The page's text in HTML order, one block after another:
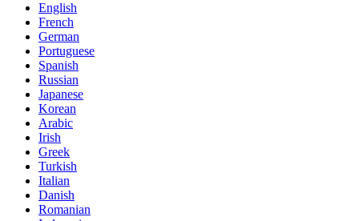
English
French
German
Portuguese
Spanish
Russian
Japanese
Korean
Arabic
Irish
Greek
Turkish
Italian
Danish
Romanian